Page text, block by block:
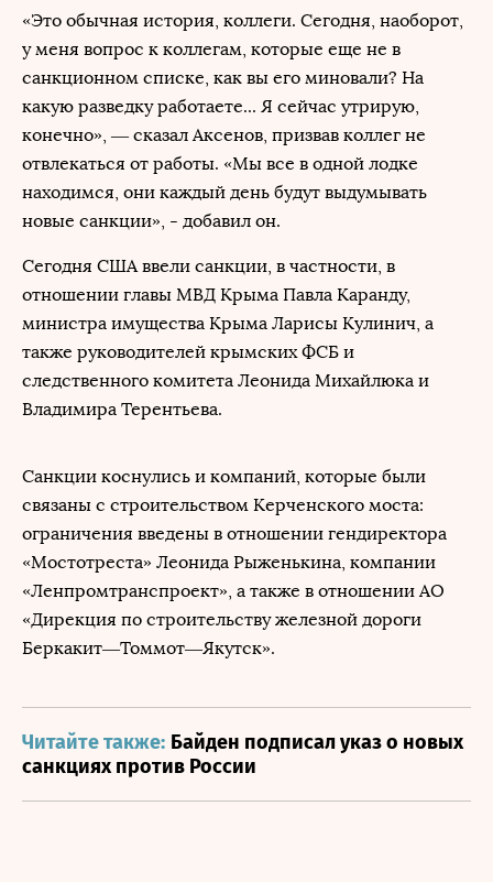
«Это обычная история, коллеги. Сегодня, наоборот,
у меня вопрос к коллегам, которые еще не в
санкционном списке, как вы его миновали? На
какую разведку работаете... Я сейчас утрирую,
конечно», — сказал Аксенов, призвав коллег не
отвлекаться от работы. «Мы все в одной лодке
находимся, они каждый день будут выдумывать
новые санкции», - добавил он.
Сегодня США ввели санкции, в частности, в
отношении главы МВД Крыма Павла Каранду,
министра имущества Крыма Ларисы Кулинич, а
также руководителей крымских ФСБ и
следственного комитета Леонида Михайлюка и
Владимира Терентьева.
Санкции коснулись и компаний, которые были
связаны с строительством Керченского моста:
ограничения введены в отношении гендиректора
«Мостотреста» Леонида Рыженькина, компании
«Ленпромтранспроект», а также в отношении АО
«Дирекция по строительству железной дороги
Беркакит—Томмот—Якутск».
Читайте также: Байден подписал указ о новых
санкциях против России